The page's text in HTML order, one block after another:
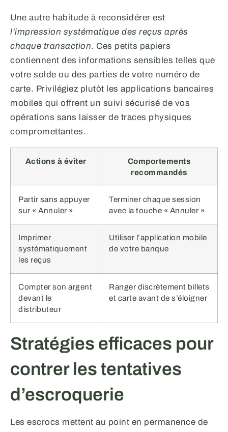
Une autre habitude à reconsidérer est
l’impression systématique des reçus après
chaque transaction. Ces petits papiers
contiennent des informations sensibles telles que
votre solde ou des parties de votre numéro de
carte. Privilégiez plutôt les applications bancaires
mobiles qui offrent un suivi sécurisé de vos
opérations sans laisser de traces physiques
compromettantes.
Actions à éviter
Comportements
recommandés
Partir sans appuyer
sur « Annuler »
Terminer chaque session
avec la touche « Annuler »
Imprimer
systématiquement
les reçus
Utiliser l’application mobile
de votre banque
Compter son argent
devant le
distributeur
Ranger discrètement billets
et carte avant de s’éloigner
Stratégies efficaces pour
contrer les tentatives
d’escroquerie
Les escrocs mettent au point en permanence de